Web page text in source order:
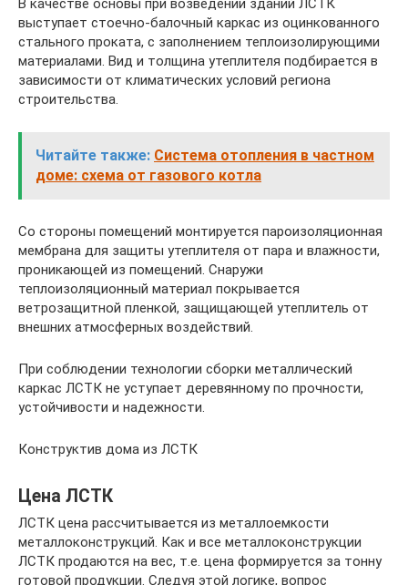
В качестве основы при возведении зданий ЛСТК
выступает стоечно-балочный каркас из оцинкованного
стального проката, с заполнением теплоизолирующими
материалами. Вид и толщина утеплителя подбирается в
зависимости от климатических условий региона
строительства.
Читайте также: Система отопления в частном
доме: схема от газового котла
Со стороны помещений монтируется пароизоляционная
мембрана для защиты утеплителя от пара и влажности,
проникающей из помещений. Снаружи
теплоизоляционный материал покрывается
ветрозащитной пленкой, защищающей утеплитель от
внешних атмосферных воздействий.
При соблюдении технологии сборки металлический
каркас ЛСТК не уступает деревянному по прочности,
устойчивости и надежности.
Конструктив дома из ЛСТК
Цена ЛСТК
ЛСТК цена рассчитывается из металлоемкости
металлоконструкций. Как и все металлоконструкции
ЛСТК продаются на вес, т.е. цена формируется за тонну
готовой продукции. Следуя этой логике, вопрос